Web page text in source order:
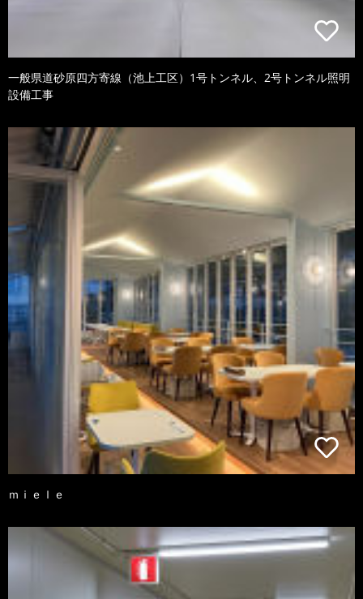
一般県道砂原四方寄線（池上工区）1号トンネル、2号トンネル照明
設備工事
ｍｉｅｌｅ